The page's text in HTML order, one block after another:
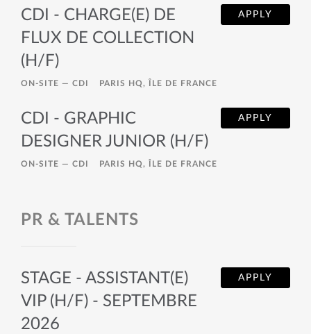
APPLY
CDI - CHARGE(E) DE
FLUX DE COLLECTION
(H/F)
ON-SITE — CDI PARIS HQ, ÎLE DE FRANCE
APPLY
CDI - GRAPHIC
DESIGNER JUNIOR (H/F)
ON-SITE — CDI PARIS HQ, ÎLE DE FRANCE
PR & TALENTS
APPLY
STAGE - ASSISTANT(E)
VIP (H/F) - SEPTEMBRE
2026